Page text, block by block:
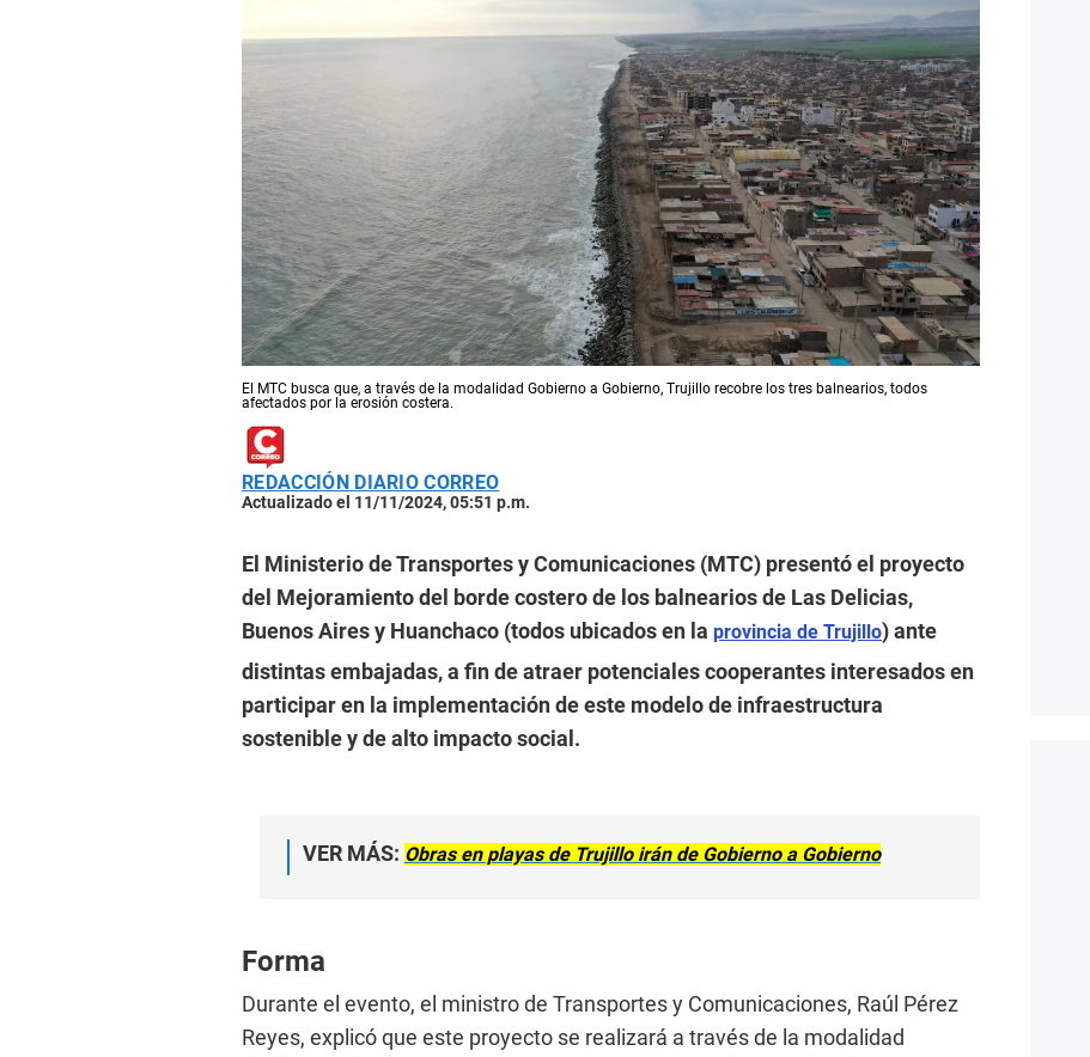
El MTC busca que, a través de la modalidad Gobierno a Gobierno, Trujillo recobre los tres balnearios, todos
afectados por la erosión costera.
REDACCIÓN DIARIO CORREO
Actualizado el 11/11/2024, 05:51 p.m.
El Ministerio de Transportes y Comunicaciones (MTC) presentó el proyecto
del Mejoramiento del borde costero de los balnearios de Las Delicias,
Buenos Aires y Huanchaco (todos ubicados en la provincia de Trujillo) ante
distintas embajadas, a fin de atraer potenciales cooperantes interesados en
participar en la implementación de este modelo de infraestructura
sostenible y de alto impacto social.
VER MÁS: Obras en playas de Trujillo irán de Gobierno a Gobierno
Forma
Durante el evento, el ministro de Transportes y Comunicaciones, Raúl Pérez
Reyes, explicó que este proyecto se realizará a través de la modalidad